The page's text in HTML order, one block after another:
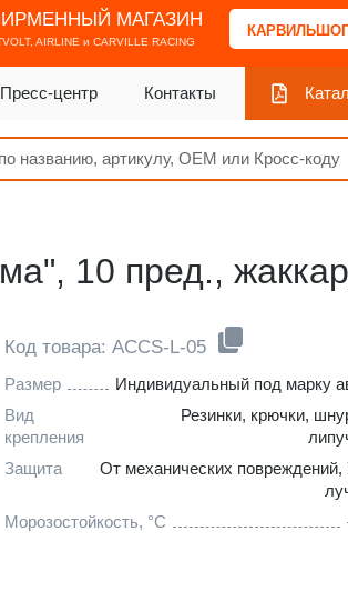
МАГАЗИН
AIRLINE и CARVILLE RACING
КАРВИЛЬШОП
Пресс-центр Контакты
10 пред.,
Код товара: ACCS-L-05
Размер
Индивидуальный под марку
Вид
крепления
Резинки, крючки,
Защита
От механических
Морозостойкость, °C